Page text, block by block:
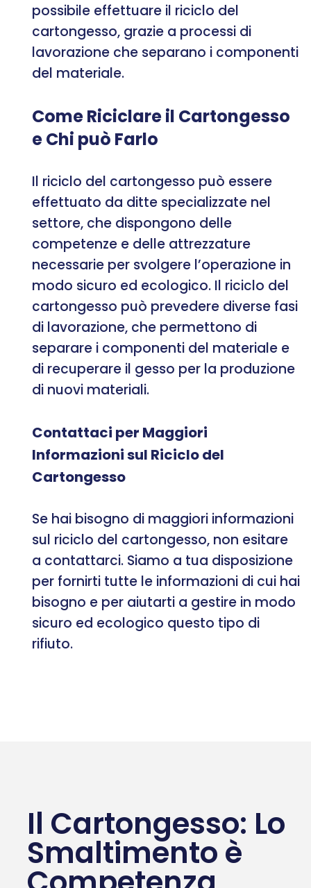
possibile effettuare il riciclo del
cartongesso, grazie a processi di
lavorazione che separano i componenti
del materiale.
Come Riciclare il Cartongesso
e Chi può Farlo
Il riciclo del cartongesso può essere
effettuato da ditte specializzate nel
settore, che dispongono delle
competenze e delle attrezzature
necessarie per svolgere l’operazione in
modo sicuro ed ecologico. Il riciclo del
cartongesso può prevedere diverse fasi
di lavorazione, che permettono di
separare i componenti del materiale e
di recuperare il gesso per la produzione
di nuovi materiali.
Contattaci per Maggiori
Informazioni sul Riciclo del
Cartongesso
Se hai bisogno di maggiori informazioni
sul riciclo del cartongesso, non esitare
a contattarci. Siamo a tua disposizione
per fornirti tutte le informazioni di cui hai
bisogno e per aiutarti a gestire in modo
sicuro ed ecologico questo tipo di
rifiuto.
Il Cartongesso: Lo
Smaltimento è